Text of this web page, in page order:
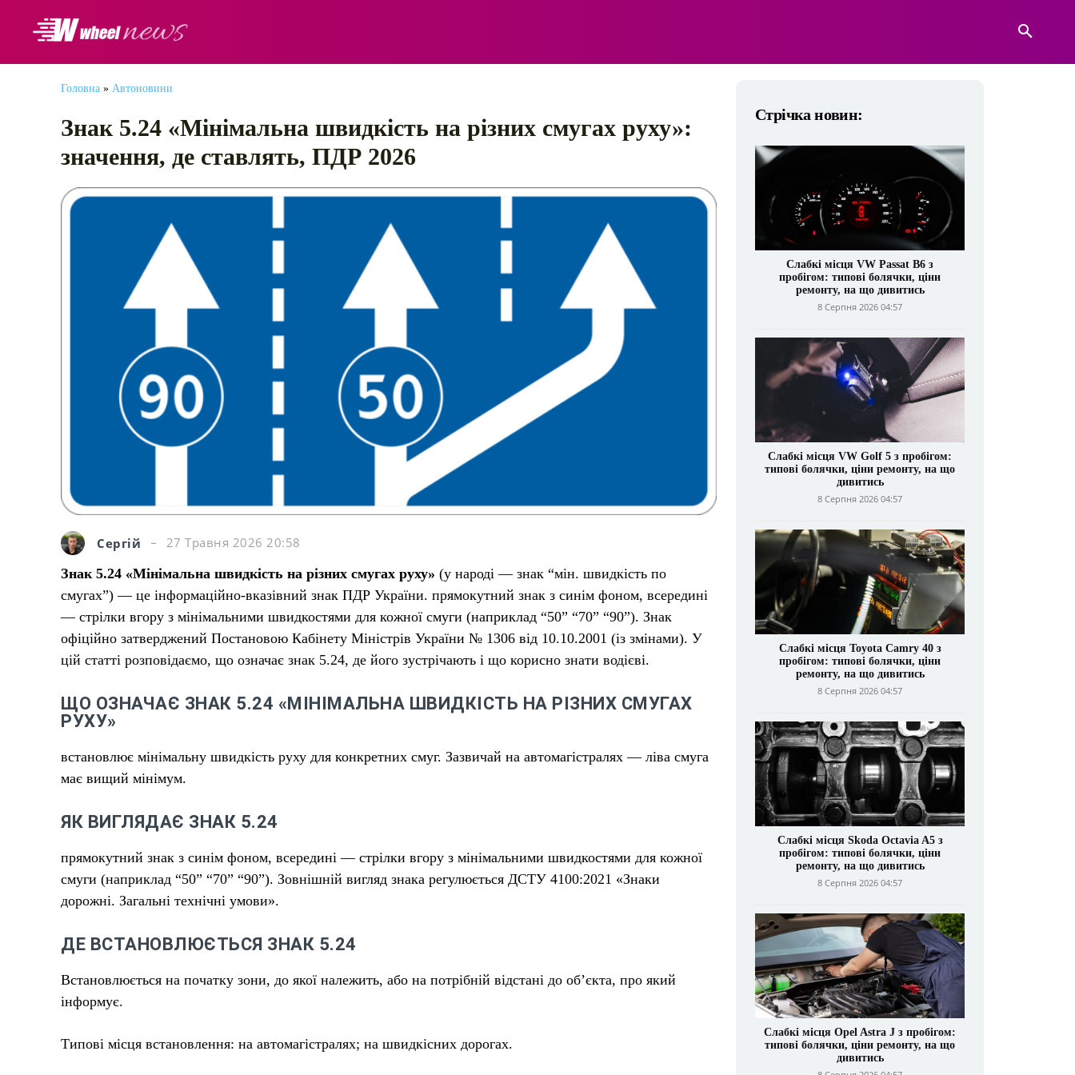
Головна » Автоновини
Знак 5.24 «Мінімальна швидкість на різних смугах руху»:
значення, де ставлять, ПДР 2026
Сергій
27 Травня 2026 20:58
Знак 5.24 «Мінімальна швидкість на різних смугах руху» (у народі — знак “мін. швидкість по
смугах”) — це інформаційно-вказівний знак ПДР України. прямокутний знак з синім фоном, всередині
— стрілки вгору з мінімальними швидкостями для кожної смуги (наприклад “50” “70” “90”). Знак
офіційно затверджений Постановою Кабінету Міністрів України № 1306 від 10.10.2001 (із змінами). У
цій статті розповідаємо, що означає знак 5.24, де його зустрічають і що корисно знати водієві.
ЩО ОЗНАЧАЄ ЗНАК 5.24 «МІНІМАЛЬНА ШВИДКІСТЬ НА РІЗНИХ СМУГАХ
РУХУ»
встановлює мінімальну швидкість руху для конкретних смуг. Зазвичай на автомагістралях — ліва смуга
має вищий мінімум.
ЯК ВИГЛЯДАЄ ЗНАК 5.24
прямокутний знак з синім фоном, всередині — стрілки вгору з мінімальними швидкостями для кожної
смуги (наприклад “50” “70” “90”). Зовнішній вигляд знака регулюється ДСТУ 4100:2021 «Знаки
дорожні. Загальні технічні умови».
ДЕ ВСТАНОВЛЮЄТЬСЯ ЗНАК 5.24
Встановлюється на початку зони, до якої належить, або на потрібній відстані до об’єкта, про який
інформує.
Типові місця встановлення: на автомагістралях; на швидкісних дорогах.
Стрічка новин:
Слабкі місця VW Passat B6 з
пробігом: типові болячки, ціни
ремонту, на що дивитись
8 Серпня 2026 04:57
Слабкі місця VW Golf 5 з пробігом:
типові болячки, ціни ремонту, на що
дивитись
8 Серпня 2026 04:57
Слабкі місця Toyota Camry 40 з
пробігом: типові болячки, ціни
ремонту, на що дивитись
8 Серпня 2026 04:57
Слабкі місця Skoda Octavia A5 з
пробігом: типові болячки, ціни
ремонту, на що дивитись
8 Серпня 2026 04:57
Слабкі місця Opel Astra J з пробігом:
типові болячки, ціни ремонту, на що
дивитись